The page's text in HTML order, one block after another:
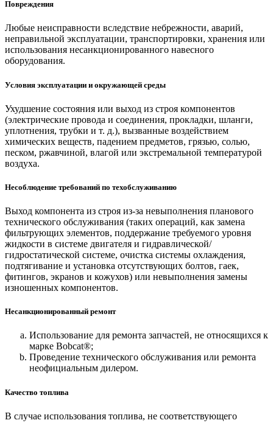
Повреждения
Любые неисправности вследствие небрежности, аварий,
неправильной эксплуатации, транспортировки, хранения или
использования несанкционированного навесного
оборудования.
Условия эксплуатации и окружающей среды
Ухудшение состояния или выход из строя компонентов
(электрические провода и соединения, прокладки, шланги,
уплотнения, трубки и т. д.), вызванные воздействием
химических веществ, падением предметов, грязью, солью,
песком, ржавчиной, влагой или экстремальной температурой
воздуха.
Несоблюдение требований по техобслуживанию
Выход компонента из строя из-за невыполнения планового
технического обслуживания (таких операций, как замена
фильтрующих элементов, поддержание требуемого уровня
жидкости в системе двигателя и гидравлической/
гидростатической системе, очистка системы охлаждения,
подтягивание и установка отсутствующих болтов, гаек,
фитингов, экранов и кожухов) или невыполнения замены
изношенных компонентов.
Несанкционированный ремонт
Использование для ремонта запчастей, не относящихся к
марке Bobcat®;
Проведение технического обслуживания или ремонта
неофициальным дилером.
Качество топлива
В случае использования топлива, не соответствующего